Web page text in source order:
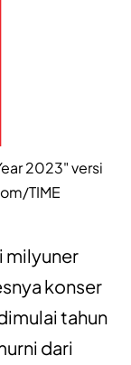
2023" versi
TIME
milyuner
konser
tahun
dari